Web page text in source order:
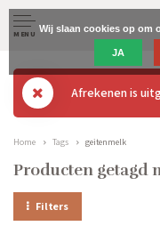
MENU
Afrekenen is
Home Tags geitenmelk
Producten getagd
Filters
Wij slaan cookies op om
JA